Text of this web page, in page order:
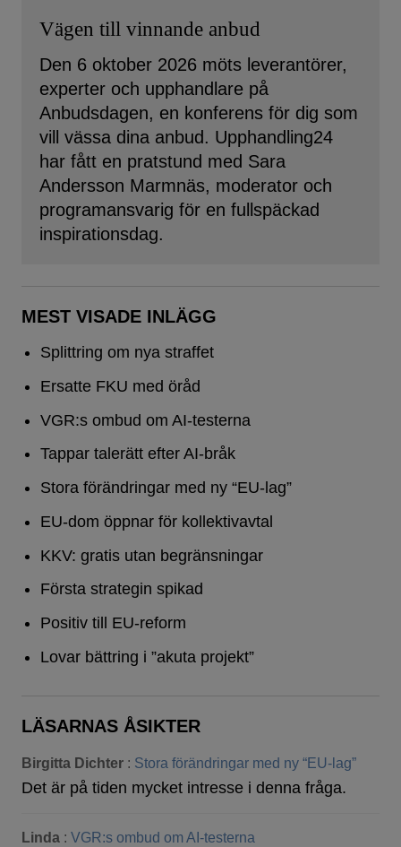
Vägen till vinnande anbud
Den 6 oktober 2026 möts leverantörer,
experter och upphandlare på
Anbudsdagen, en konferens för dig som
vill vässa dina anbud. Upphandling24
har fått en pratstund med Sara
Andersson Marmnäs, moderator och
programansvarig för en fullspäckad
inspirationsdag.
MEST VISADE INLÄGG
Splittring om nya straffet
Ersatte FKU med öråd
VGR:s ombud om AI-testerna
Tappar talerätt efter AI-bråk
Stora förändringar med ny “EU-lag”
EU-dom öppnar för kollektivavtal
KKV: gratis utan begränsningar
Första strategin spikad
Positiv till EU-reform
Lovar bättring i ”akuta projekt”
LÄSARNAS ÅSIKTER
Birgitta Dichter : Stora förändringar med ny “EU-lag”
Det är på tiden mycket intresse i denna fråga.
Linda : VGR:s ombud om AI-testerna